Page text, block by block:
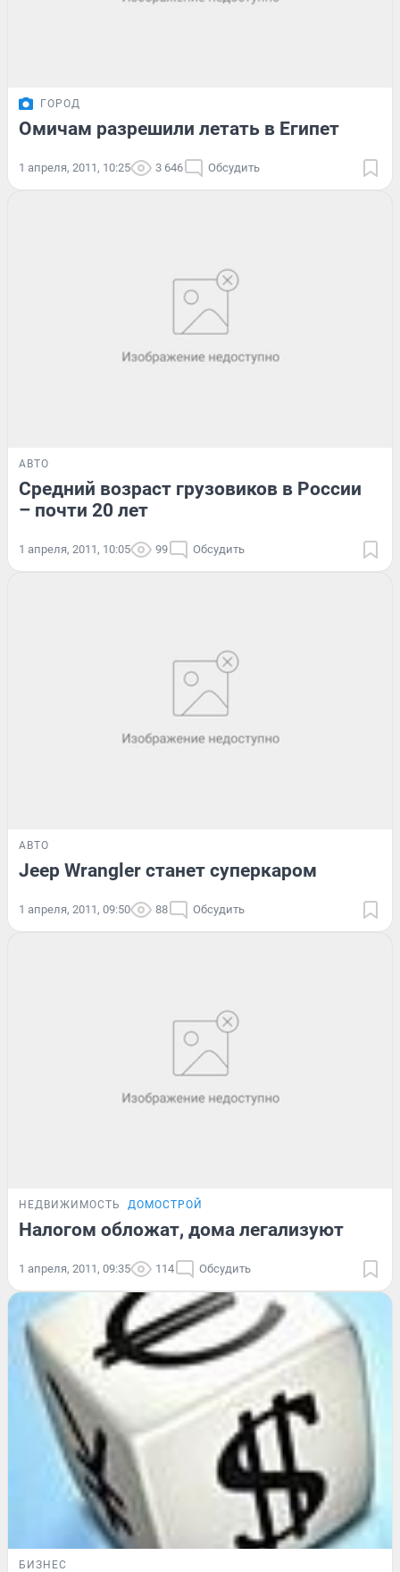
ГОРОД
Омичам разрешили летать в Египет
1 апреля, 2011, 10:25 3 646 Обсудить
АВТО
Средний возраст грузовиков в России
– почти 20 лет
1 апреля, 2011, 10:05 99 Обсудить
АВТО
Jeep Wrangler станет суперкаром
1 апреля, 2011, 09:50 88 Обсудить
НЕДВИЖИМОСТЬ ДОМОСТРОЙ
Налогом обложат, дома легализуют
1 апреля, 2011, 09:35 114 Обсудить
БИЗНЕС